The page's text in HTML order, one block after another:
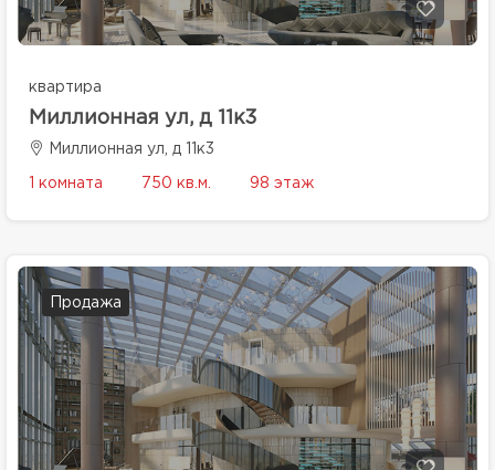
квартира
Миллионная ул, д 11к3
Миллионная ул, д 11к3
1 комната 750 кв.м. 98 этаж
Продажа